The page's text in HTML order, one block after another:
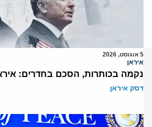
5 אוגוסט, 2026
איראן
נקמה בכותרות, הסכם בחדרים:
דסק איראן